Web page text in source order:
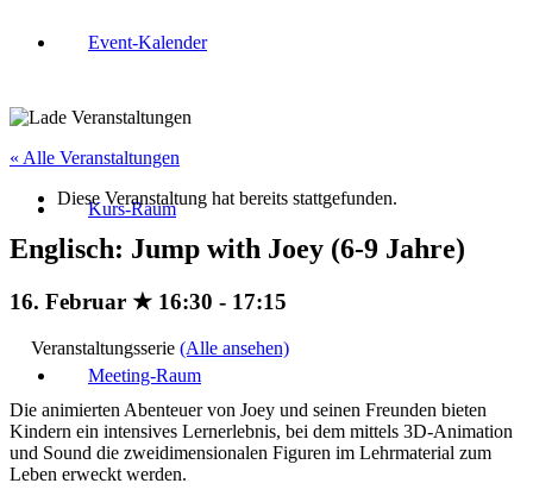
Event-Kalender
Kurs-Raum
Meeting-Raum
« Alle Veranstaltungen
Diese Veranstaltung hat bereits stattgefunden.
Englisch: Jump with Joey (6-9 Jahre)
16. Februar ★ 16:30 - 17:15
Veranstaltungsserie (Alle ansehen)
Die animierten Abenteuer von Joey und seinen Freunden bieten
Kindern ein intensives Lernerlebnis, bei dem mittels 3D-Animation
und Sound die zweidimensionalen Figuren im Lehrmaterial zum
Leben erweckt werden.